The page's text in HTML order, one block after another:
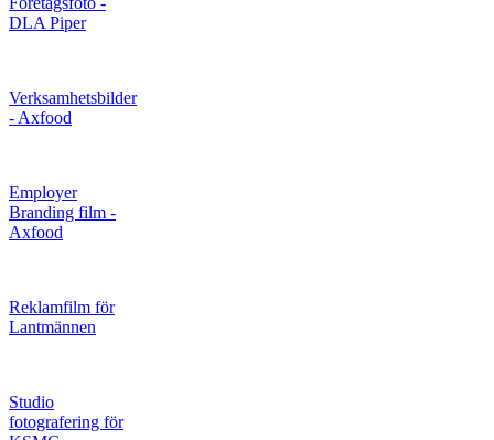
DLA Piper
Verksamhetsbilder
- Axfood
Employer
Branding film -
Axfood
Reklamfilm för
Lantmännen
Studio
fotografering för